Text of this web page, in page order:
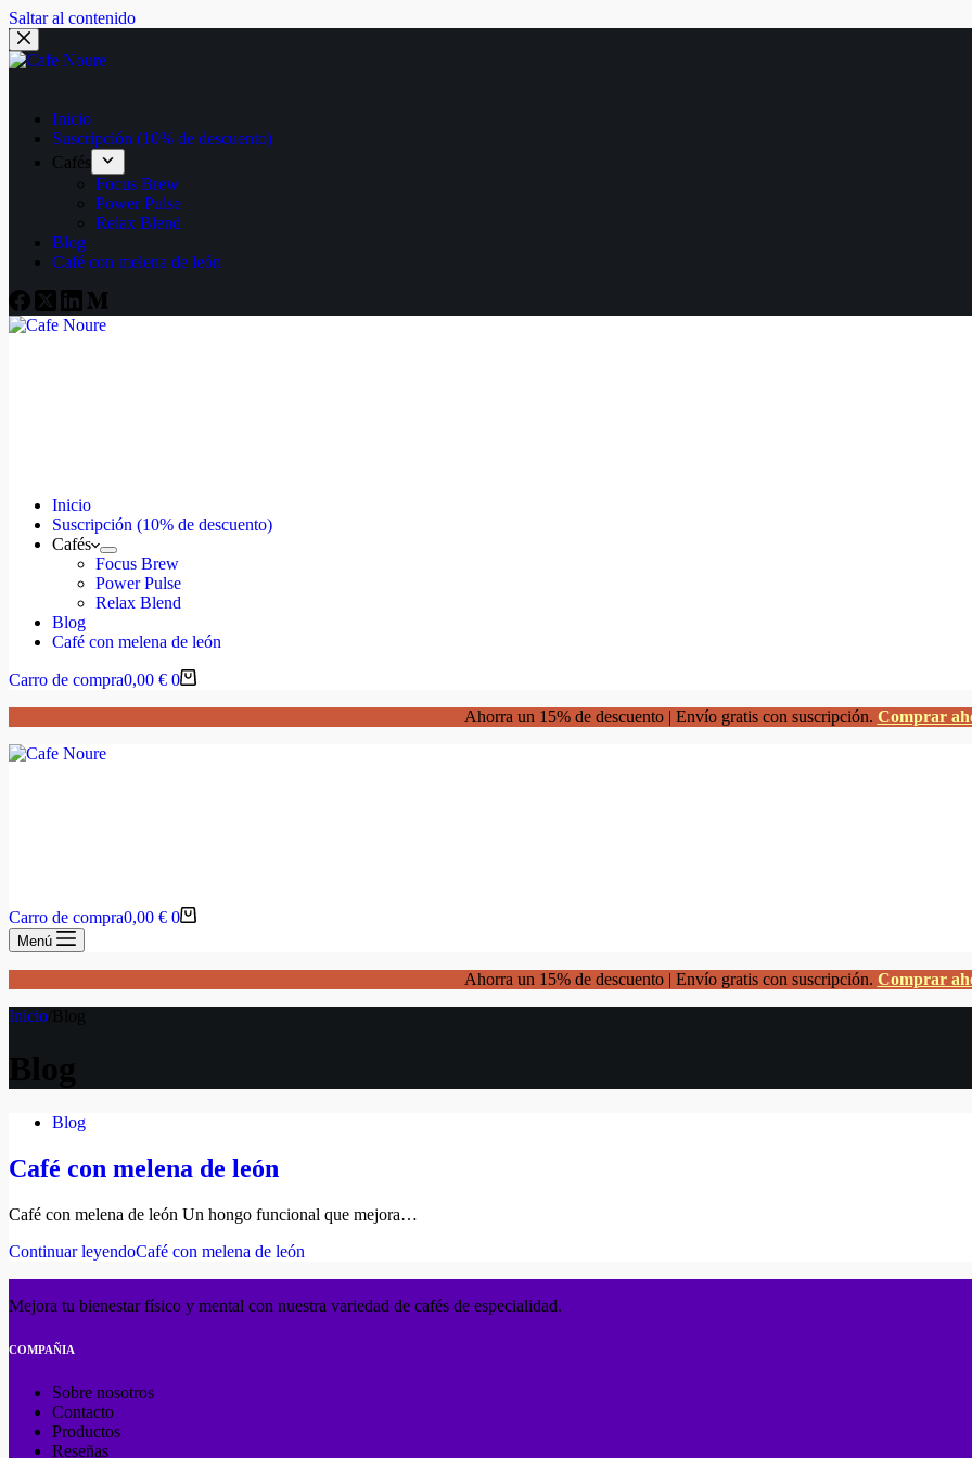
Saltar al contenido
Inicio
Suscripción (10% de descuento)
Cafés
Focus Brew
Power Pulse
Relax Blend
Blog
Café con melena de león
Inicio
Suscripción (10% de descuento)
Cafés
Focus Brew
Power Pulse
Relax Blend
Blog
Café con melena de león
Carro de compra0,00 € 0
Ahorra un 15% de descuento | Envío gratis con suscripción. Comprar
Carro de compra0,00 € 0
Menú
Ahorra un 15% de descuento | Envío gratis con suscripción. Comprar
Inicio Blog
Blog
Blog
Café con melena de león
Café con melena de león Un hongo funcional que mejora…
Continuar leyendoCafé con melena de león
Mejora tu bienestar físico y mental con nuestra variedad de cafés de especialidad.
COMPAÑIA
Sobre nosotros
Contacto
Productos
Reseñas